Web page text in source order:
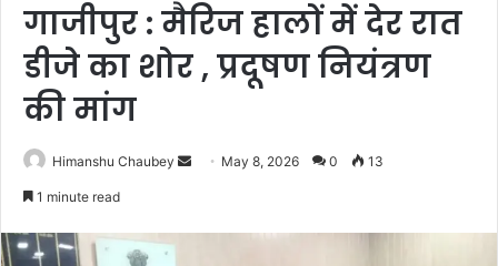
गाजीपुर : मैरिज हालों में देर रात
डीजे का शोर , प्रदूषण नियंत्रण
की मांग
Himanshu Chaubey May 8, 2026 0 13
1 minute read